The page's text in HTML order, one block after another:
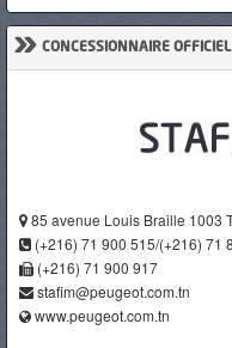
» CONCESSIONNAIRE OFFICIEL
85 avenue Louis Braille 1003
(+216) 71 900 515/(+216) 71
(+216) 71 900 917
stafim@peugeot.com.tn
www.peugeot.com.tn